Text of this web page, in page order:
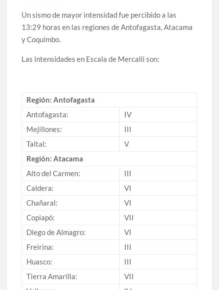
Un sismo de mayor intensidad fue percibido a las
13:29 horas en las regiones de Antofagasta, Atacama
y Coquimbo.
Las intensidades en Escala de Mercalli son:
Región: Antofagasta
Antofagasta:
IV
Mejillones:
III
Taltal:
V
Región: Atacama
Alto del Carmen:
III
Caldera:
VI
Chañaral:
VI
Copiapó:
VII
Diego de Almagro:
VI
Freirina:
III
Huasco:
III
Tierra Amarilla:
VII